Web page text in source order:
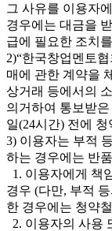
그 사유를 이용자
경우에는 대금을
급에 필요한 조치
2)“한국창업멘토
매에 관한 계약을
상거래 등에서의
의거하여 통보받
일(24시간) 전에
3) 이용자는 부적
하는 경우에는 반
1. 이용자에게 책
경우 (다만, 부적
한 경우에는 청약
2. 이용자의 사용